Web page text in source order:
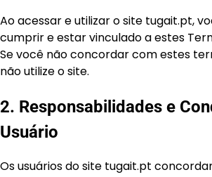
Ao acessar e utilizar o site tugait.pt,
cumprir e estar vinculado a estes
Se você não concordar com estes
não utilize o site.
2. Responsabilidades e
Usuário
Os usuários do site tugait.pt